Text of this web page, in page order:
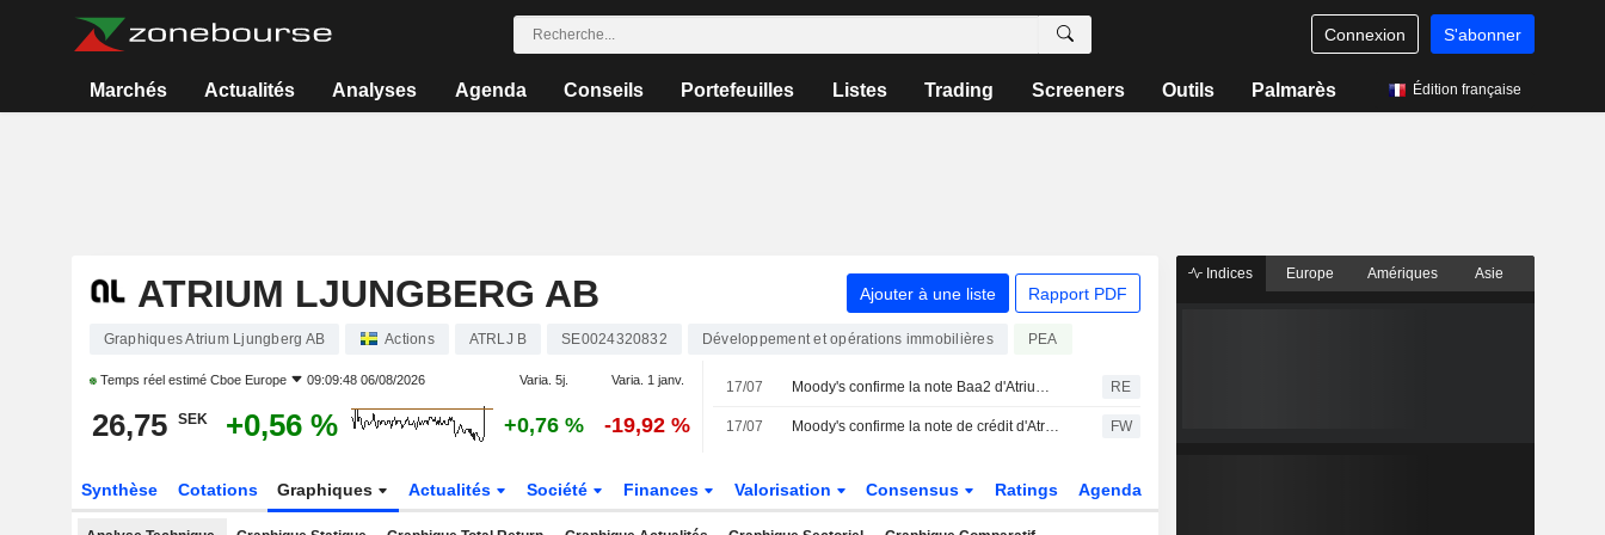
Connexion S'abonner
Marchés Actualités Analyses Agenda Conseils Portefeuilles Listes Trading Screeners Outils Palmarès Édition française
ATRIUM LJUNGBERG AB Ajouter à une liste Rapport PDF
Graphiques Atrium Ljungberg AB Actions ATRLJ B SE0024320832 Développement et opérations immobilières PEA
Temps réel estimé Cboe Europe 09:09:48 06/08/2026 Varia. 5j. Varia. 1 janv.
26,75 SEK +0,56 % +0,76 % -19,92 %
17/07 Moody's confirme la note Baa2 d'Atrium Ljungberg avec une perspective stable RE
17/07 Moody's confirme la note de crédit d'Atrium Ljungberg FW
Synthèse Cotations Graphiques Actualités Société Finances Valorisation Consensus Ratings Agenda
Indices Europe Amériques Asie